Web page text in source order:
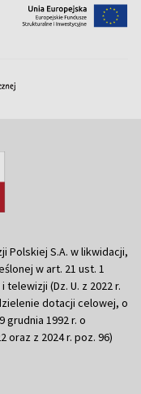
Polskiej S.A. w likwidacji,
w art. 21 ust. 1
(Dz. U. z 2022 r.
dotacji celowej, o
grudnia 1992 r. o
oraz z 2024 r. poz. 96)